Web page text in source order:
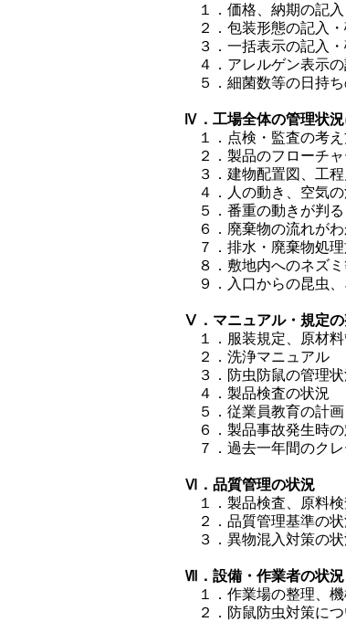
１．価格、納期の記入
２．包装形態の記入・
３．一括表示の記入・
４．アレルゲン表示
５．細菌数等の日持
Ⅳ．工場全体の管理状
１．点検・監査の考え
２．製品のフローチ
３．建物配置図、工程
４．人の動き、空気
５．番重の動きが判る
６．廃棄物の流れがわ
７．排水・廃棄物処理
８．敷地内へのネズ
９．入口からの昆虫、
Ⅴ．マニュアル・規定
１．服装規定、原材料
２．洗浄マニュアル
３．防虫防鼠の管理状
４．製品検査の状況
５．従業員教育の計画
６．製品事故発生時
７．過去一年間のクレ
Ⅵ．品質管理の状況
１．製品検査、原料
２．品質管理基準の状
３．異物混入対策の状
Ⅶ．設備・作業者の状況
１．作業場の整理、
２．防鼠防虫対策につ